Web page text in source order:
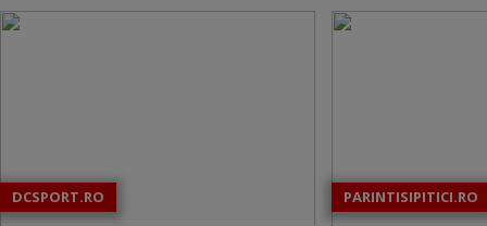
DCSPORT.RO PARINTISIPITICI.RO